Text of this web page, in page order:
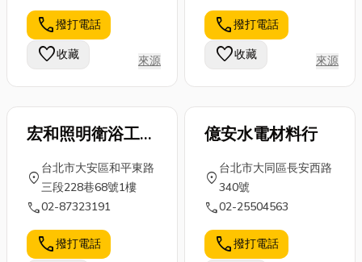
型。 橡膠製品
分類 工業用途
．輪胎製造:橡
膠是...
包裝機就是你
的最佳幫手！
省錢又方便，
讓你荷包笑呵
髮... 到處都
是，讓人噴嚏
打不停！ 🤧別
擔...
call撥打電話
favorite收藏 來源
call撥打電話
favorite收藏 來源
宏和照明衛浴工程
location_on
台北市大安區和平東路
三段228巷68號1樓
call02-87323191
call撥打電話
億安水電材料行
location_on
台北市大同區長安西路
340號
call02-25504563
call撥打電話